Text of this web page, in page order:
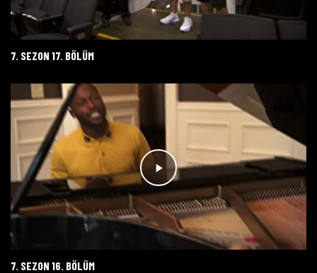
7. SEZON 17. BÖLÜM
7. SEZON 16. BÖLÜM